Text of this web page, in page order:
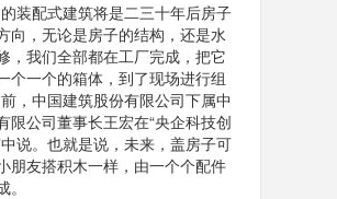
装配式建筑将是二三十年后房子
向，无论是房子的结构，还是水
，我们全部都在工厂完成，把它
个一个的箱体，到了现场进行组
，中国建筑股份有限公司下属中
限公司董事长王宏在“央企科技创
说。也就是说，未来，盖房子可
朋友搭积木一样，由一个个配件